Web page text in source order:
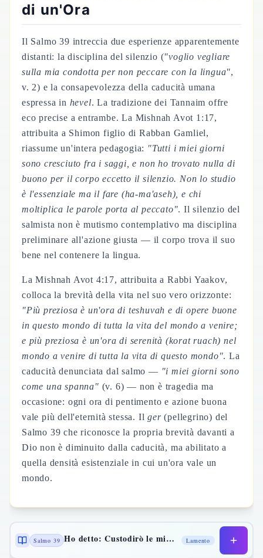
di un'Ora
Il Salmo 39 intreccia due esperienze apparentemente
distanti: la disciplina del silenzio ("voglio vegliare
sulla mia condotta per non peccare con la lingua",
v. 2) e la consapevolezza della caducità umana
espressa in hevel. La tradizione dei Tannaim offre
eco precise a entrambe. La Mishnah Avot 1:17,
attribuita a Shimon figlio di Rabban Gamliel,
riassume un'intera pedagogia: "Tutti i miei giorni
sono cresciuto fra i saggi, e non ho trovato nulla di
buono per il corpo eccetto il silenzio. Non lo studio
è l'essenziale ma il fare (ha-ma'aseh), e chi
moltiplica le parole porta al peccato". Il silenzio del
salmista non è mutismo contemplativo ma disciplina
preliminare all'azione giusta — il corpo trova il suo
bene nel contenere la lingua.
La Mishnah Avot 4:17, attribuita a Rabbi Yaakov,
colloca la brevità della vita nel suo vero orizzonte:
"Più preziosa è un'ora di teshuvah e di opere buone
in questo mondo di tutta la vita del mondo a venire;
e più preziosa è un'ora di serenità (korat ruach) nel
mondo a venire di tutta la vita di questo mondo". La
caducità denunciata dal salmo — "i miei giorni sono
come una spanna" (v. 6) — non è tragedia ma
occasione: ogni ora di pentimento e azione buona
vale più dell'eternità stessa. Ilger(pellegrino) del
Salmo 39 che riconosce la propria brevità davanti a
Dio non è diminuito dalla caducità, ma abilitato a
quella densità esistenziale in cui un'ora vale un
mondo.
Salmo 39 Ho detto: Custodirò le mie vie Lamento